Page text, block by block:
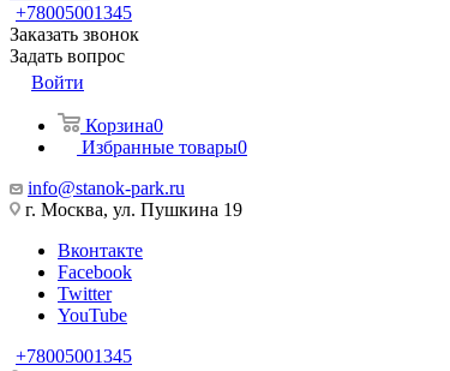
+78005001345
Заказать звонок
Задать вопрос
Войти
Корзина0
Избранные товары0
info@stanok-park.ru
г. Москва, ул. Пушкина 19
Вконтакте
Facebook
Twitter
YouTube
+78005001345